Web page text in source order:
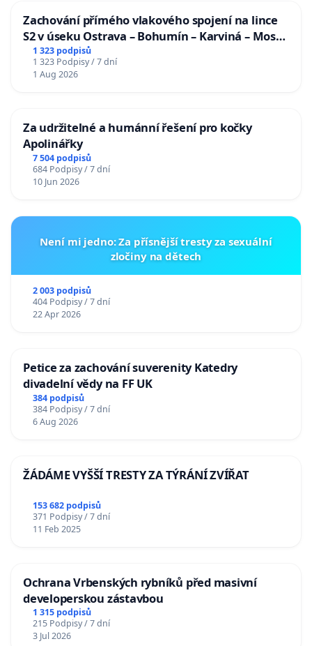
Zachování přímého vlakového spojení na lince
S2 v úseku Ostrava – Bohumín – Karviná – Mosty
u Jablunkova
1 323 podpisů
1 323 Podpisy / 7 dní
1 Aug 2026
Za udržitelné a humánní řešení pro kočky
Apolinářky
7 504 podpisů
684 Podpisy / 7 dní
10 Jun 2026
Není mi jedno: Za přísnější tresty za sexuální
zločiny na dětech
2 003 podpisů
404 Podpisy / 7 dní
22 Apr 2026
Petice za zachování suverenity Katedry
divadelní vědy na FF UK
384 podpisů
384 Podpisy / 7 dní
6 Aug 2026
ŽÁDÁME VYŠŠÍ TRESTY ZA TÝRÁNÍ ZVÍŘAT
153 682 podpisů
371 Podpisy / 7 dní
11 Feb 2025
Ochrana Vrbenských rybníků před masivní
developerskou zástavbou
1 315 podpisů
215 Podpisy / 7 dní
3 Jul 2026